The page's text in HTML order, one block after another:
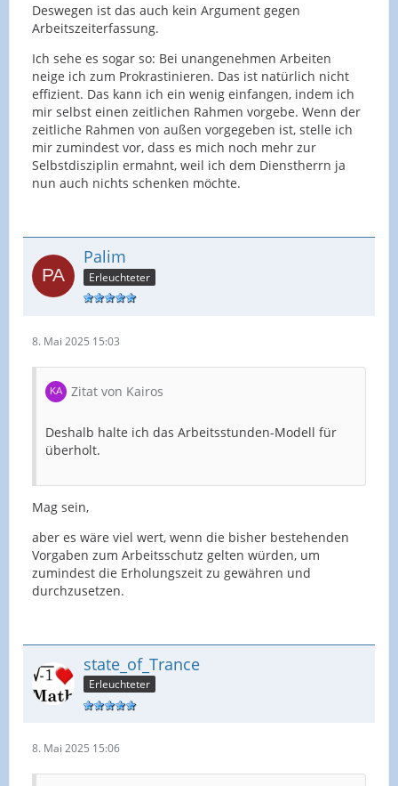
Deswegen ist das auch kein Argument gegen
Arbeitszeiterfassung.
Ich sehe es sogar so: Bei unangenehmen Arbeiten
neige ich zum Prokrastinieren. Das ist natürlich nicht
effizient. Das kann ich ein wenig einfangen, indem ich
mir selbst einen zeitlichen Rahmen vorgebe. Wenn der
zeitliche Rahmen von außen vorgegeben ist, stelle ich
mir zumindest vor, dass es mich noch mehr zur
Selbstdisziplin ermahnt, weil ich dem Dienstherrn ja
nun auch nichts schenken möchte.
Palim
Erleuchteter
8. Mai 2025 15:03
Zitat von Kairos
Deshalb halte ich das Arbeitsstunden-Modell für
überholt.
Mag sein,
aber es wäre viel wert, wenn die bisher bestehenden
Vorgaben zum Arbeitsschutz gelten würden, um
zumindest die Erholungszeit zu gewähren und
durchzusetzen.
state_of_Trance
Erleuchteter
8. Mai 2025 15:06